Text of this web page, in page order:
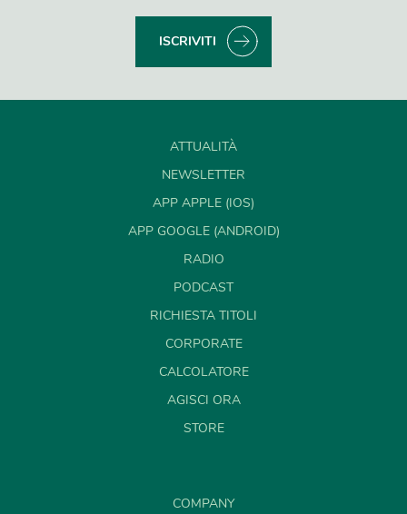
ISCRIVITI
ATTUALITÀ
NEWSLETTER
APP APPLE (IOS)
APP GOOGLE (ANDROID)
RADIO
PODCAST
RICHIESTA TITOLI
CORPORATE
CALCOLATORE
AGISCI ORA
STORE
COMPANY